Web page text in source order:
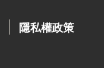
隱私權政策